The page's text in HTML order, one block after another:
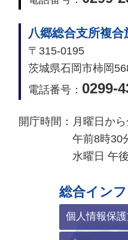
八郷総合支所複合
〒315-0195
茨城県石岡市柿岡
電話番号： 0299-
開庁時間： 月曜日から
午前8時30
水曜日 午
総合イン
個人情報保